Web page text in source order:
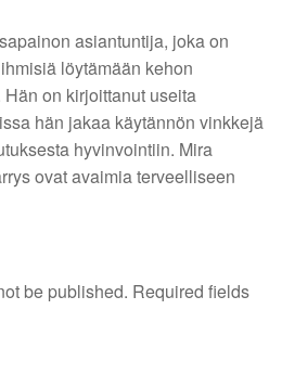
asiantuntija, joka on
löytämään kehon
on kirjoittanut useita
hän jakaa käytännön vinkkejä
hyvinvointiin. Mira
ovat avaimia terveelliseen
be published. Required fields